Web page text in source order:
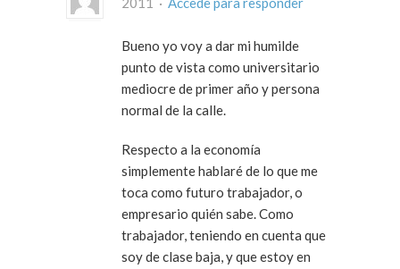
Bueno yo voy a dar mi humilde
punto de vista como universitario
mediocre de primer año y persona
normal de la calle.
Respecto a la economía
simplemente hablaré de lo que me
toca como futuro trabajador, o
empresario quién sabe. Como
trabajador, teniendo en cuenta que
soy de clase baja, y que estoy en